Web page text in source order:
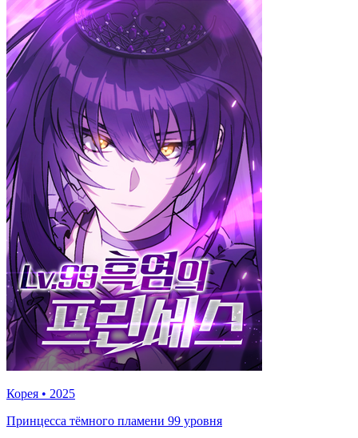
Корея • 2025
Принцесса тёмного пламени 99 уровня